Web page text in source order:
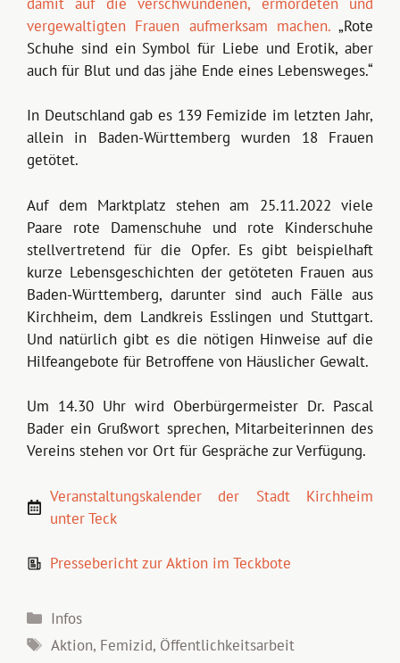
vergewaltigten Frauen aufmerksam machen.„Rote
Schuhe sind ein Symbol für Liebe und Erotik, aber
auch für Blut und das jähe Ende eines Lebensweges.“
In Deutschland gab es 139 Femizide im letzten Jahr,
allein in Baden-Württemberg wurden 18 Frauen
getötet.
Auf dem Marktplatz stehen am 25.11.2022 viele
Paare rote Damenschuhe und rote Kinderschuhe
stellvertretend für die Opfer. Es gibt beispielhaft
kurze Lebensgeschichten der getöteten Frauen aus
Baden-Württemberg, darunter sind auch Fälle aus
Kirchheim, dem Landkreis Esslingen und Stuttgart.
Und natürlich gibt es die nötigen Hinweise auf die
Hilfeangebote für Betroffene von Häuslicher Gewalt.
Um 14.30 Uhr wird Oberbürgermeister Dr. Pascal
Bader ein Grußwort sprechen, Mitarbeiterinnen des
Vereins stehen vor Ort für Gespräche zur Verfügung.
Veranstaltungskalender der Stadt Kirchheim
unter Teck
Pressebericht zur Aktion im Teckbote
Kategorien
Infos
Schlagwörter
Aktion, Femizid, Öffentlichkeitsarbeit